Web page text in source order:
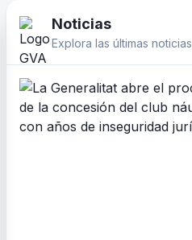
Noticias
Explora las últimas noticias